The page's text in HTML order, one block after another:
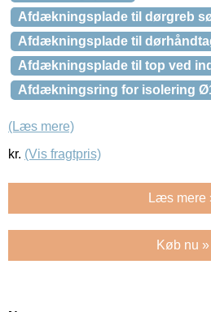
Afdækningsplade til dørgreb
Afdækningsplade til
Afdækningsplade til top ved
Afdækningsring for isolering
(Læs mere)
kr. (Vis fragtpris)
Læs mere
Køb nu »